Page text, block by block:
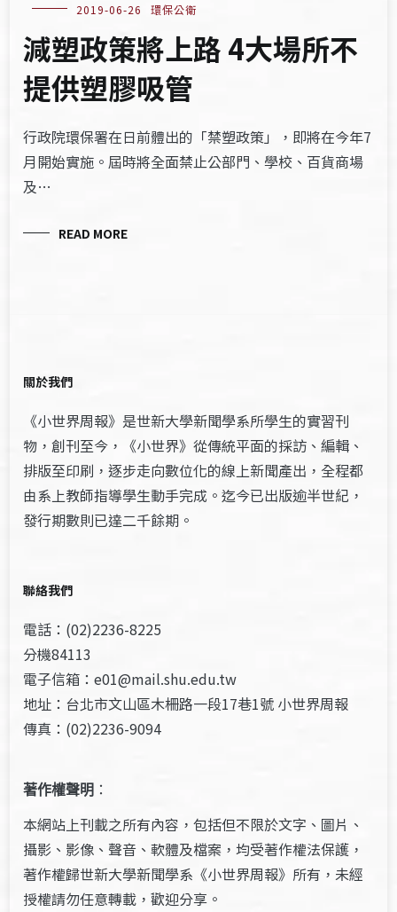
2019-06-26 環保公衛
減塑政策將上路 4大場所不
提供塑膠吸管
行政院環保署在日前體出的「禁塑政策」，即將在今年7
月開始實施。屆時將全面禁止公部門、學校、百貨商場
及…
READ MORE
關於我們
《小世界周報》是世新大學新聞學系所學生的實習刊
物，創刊至今，《小世界》從傳統平面的採訪、編輯、
排版至印刷，逐步走向數位化的線上新聞產出，全程都
由系上教師指導學生動手完成。迄今已出版逾半世紀，
發行期數則已達二千餘期。
聯絡我們
電話：(02)2236-8225
分機84113
電子信箱：e01@mail.shu.edu.tw
地址：台北市文山區木柵路一段17巷1號 小世界周報
傳真：(02)2236-9094
著作權聲明 ：
本網站上刊載之所有內容，包括但不限於文字、圖片、
攝影、影像、聲音、軟體及檔案，均受著作權法保護，
著作權歸世新大學新聞學系《小世界周報》所有，未經
授權請勿任意轉載，歡迎分享。